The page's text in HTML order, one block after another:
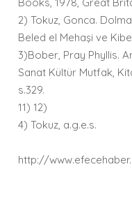
2) Tokuz, Gonca.
Beled el Mehaşi ve
3)Bober, Pray Phyllis.
Sanat Kültür Mutfak,
s.329.
11) 12)
4) Tokuz, a.g.e.s.
http://